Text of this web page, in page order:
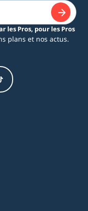
les Pros, pour les Pros
plans et nos actus.